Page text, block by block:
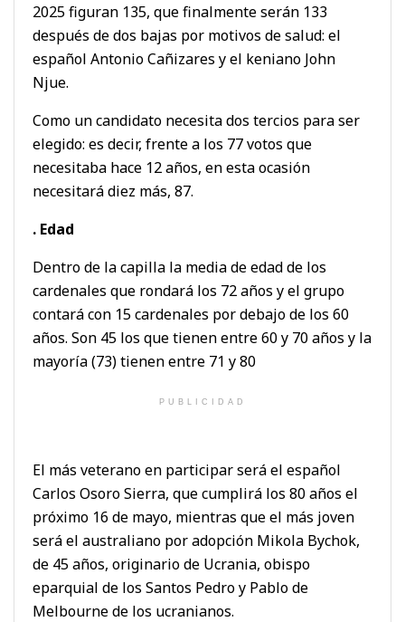
2025 figuran 135, que finalmente serán 133
después de dos bajas por motivos de salud: el
español Antonio Cañizares y el keniano John
Njue.
Como un candidato necesita dos tercios para ser
elegido: es decir, frente a los 77 votos que
necesitaba hace 12 años, en esta ocasión
necesitará diez más, 87.
. Edad
Dentro de la capilla la media de edad de los
cardenales que rondará los 72 años y el grupo
contará con 15 cardenales por debajo de los 60
años. Son 45 los que tienen entre 60 y 70 años y la
mayoría (73) tienen entre 71 y 80
PUBLICIDAD
El más veterano en participar será el español
Carlos Osoro Sierra, que cumplirá los 80 años el
próximo 16 de mayo, mientras que el más joven
será el australiano por adopción Mikola Bychok,
de 45 años, originario de Ucrania, obispo
eparquial de los Santos Pedro y Pablo de
Melbourne de los ucranianos.